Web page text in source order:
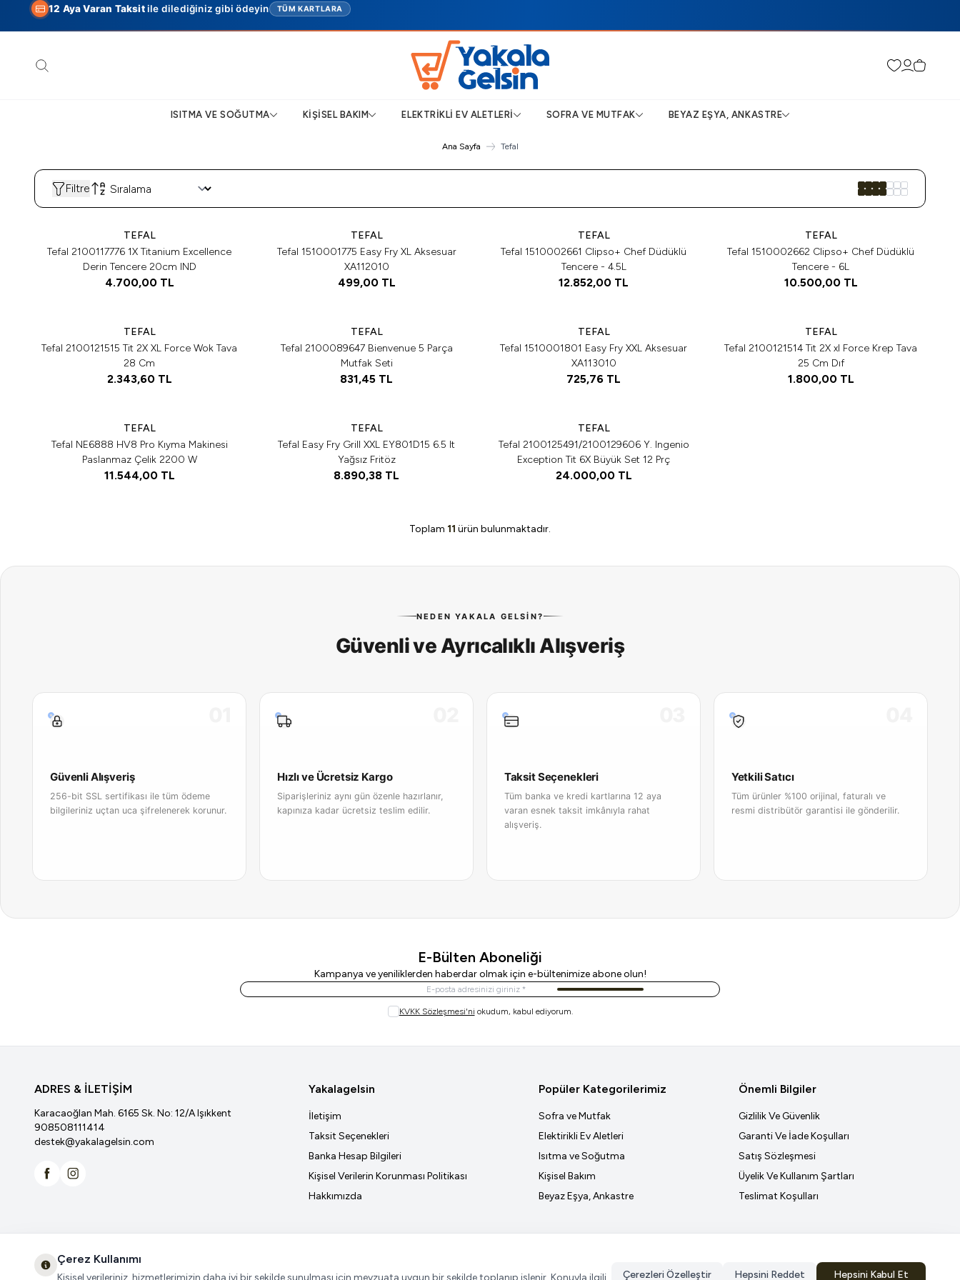
12 Aya Varan Taksitile dilediğiniz gibi ödeyin TÜM KARTLARA
Favorilerim
Hesabım
Sepetim
ISITMA VE SOĞUTMA KIŞISEL BAKIM ELEKTRIKLI EV ALETLERI SOFRA VE MUTFAK BEYAZ EŞYA, ANKASTRE
Ana Sayfa Tefal
Filtre
TEFAL
Tefal 2100117776 1X Titanium Excellence
Derin Tencere 20cm IND
4.700,00TL
TEFAL
Tefal 1510001775 Easy Fry XL Aksesuar
XA112010
499,00TL
TEFAL
Tefal 1510002661 Clipso+ Chef Düdüklü
Tencere - 4.5L
12.852,00 TL
TEFAL
Tefal 1510002662 Clipso+ Chef Düdüklü
Tencere - 6L
10.500,00TL
TEFAL
Tefal 2100121515 Tit 2X XL Force Wok Tava
28 Cm
2.343,60TL
TEFAL
Tefal 2100089647 Bienvenue 5 Parça
Mutfak Seti
831,45 TL
TEFAL
Tefal 1510001801 Easy Fry XXL Aksesuar
XA113010
725,76 TL
TEFAL
Tefal 2100121514 Tit 2X xl Force Krep Tava
25 Cm Dıf
1.800,00TL
TEFAL
Tefal NE6888 HV8 Pro Kıyma Makinesi
Paslanmaz Çelik 2200 W
11.544,00TL
TEFAL
Tefal Easy Fry Grill XXL EY801D15 6.5 lt
Yağsız Fritöz
8.890,38 TL
TEFAL
Tefal 2100125491/2100129606 Y. Ingenio
Exception Tit 6X Büyük Set 12 Prç
24.000,00TL
Toplam 11 ürün bulunmaktadır.
NEDEN YAKALA GELSIN?
Güvenli ve Ayrıcalıklı Alışveriş
Güvenli Alışveriş
256-bit SSL sertifikası ile tüm ödeme
bilgileriniz uçtan uca şifrelenerek korunur.
Hızlı ve Ücretsiz Kargo
Siparişleriniz aynı gün özenle hazırlanır,
kapınıza kadar ücretsiz teslim edilir.
Taksit Seçenekleri
Tüm banka ve kredi kartlarına 12 aya
varan esnek taksit imkânıyla rahat
alışveriş.
Yetkili Satıcı
Tüm ürünler %100 orijinal, faturalı ve
resmi distribütör garantisi ile gönderilir.
E-Bülten Aboneliği
Kampanya ve yeniliklerden haberdar olmak için e-bültenimize abone olun!
Kayıt Ol
KVKK Sözleşmesi'ni okudum, kabul ediyorum.
ADRES & İLETİŞİM
Karacaoğlan Mah. 6165 Sk. No: 12/A Işıkkent
908508111414
destek@yakalagelsin.com
Facebookİnstagram
Yakalagelsin
İletişim
Taksit Seçenekleri
Banka Hesap Bilgileri
Kişisel Verilerin Korunması Politikası
Hakkımızda
Popüler Kategorilerimiz
Sofra ve Mutfak
Elektirikli Ev Aletleri
Isıtma ve Soğutma
Kişisel Bakım
Beyaz Eşya, Ankastre
Önemli Bilgiler
Gizlilik Ve Güvenlik
Garanti Ve İade Koşulları
Satış Sözleşmesi
Üyelik Ve Kullanım Şartları
Teslimat Koşulları
Çerez Kullanımı
Kişisel verileriniz, hizmetlerimizin daha iyi bir şekilde sunulması için mevzuata uygun bir şekilde toplanıp işlenir. Konuyla ilgili Çerezleri Özelleştir Hepsini Reddet Hepsini Kabul Et